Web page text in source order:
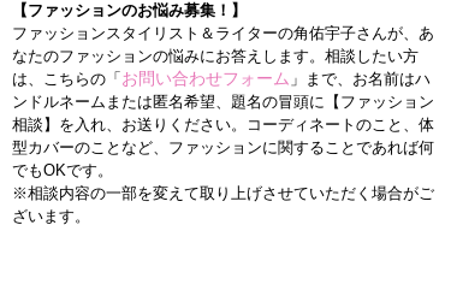
【ファッションのお悩み募集！】
ファッションスタイリスト＆ライターの角佑宇子さんが、あ
なたのファッションの悩みにお答えします。相談したい方
は、こちらの「 お問い合わせフォーム 」まで、お名前はハ
ンドルネームまたは匿名希望、題名の冒頭に【ファッション
相談】を入れ、お送りください。コーディネートのこと、体
型カバーのことなど、ファッションに関することであれば何
でもOKです。
※相談内容の一部を変えて取り上げさせていただく場合がご
ざいます。